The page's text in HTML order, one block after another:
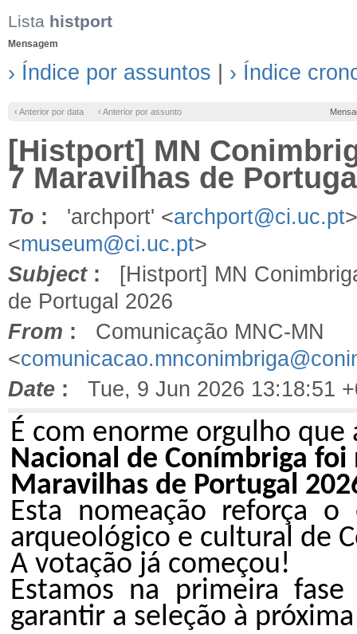
Lista histport
Mensagem
› Índice por assuntos › Índice
‹ Anterior por data ‹ Anterior por assunto
[Histport] MN
7 Maravilhas de
To : 'archport' <archport@ci.uc.pt
<museum@ci.uc.pt>
Subject: [Histport] MN
de Portugal 2026
From : Comunicação MNC-MN
<
Date : Tue, 9 Jun 2026 13:18:51
É com enorme orgulho
Nacional de Conímbriga
Maravilhas de Portugal
Esta nomeação reforça
arqueológico e cultural de
A votação já começou!
Estamos na primeira
garantir a seleção à